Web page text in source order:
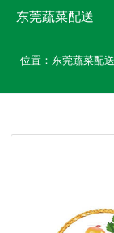
东莞蔬菜配送
位置： 东莞蔬菜配送